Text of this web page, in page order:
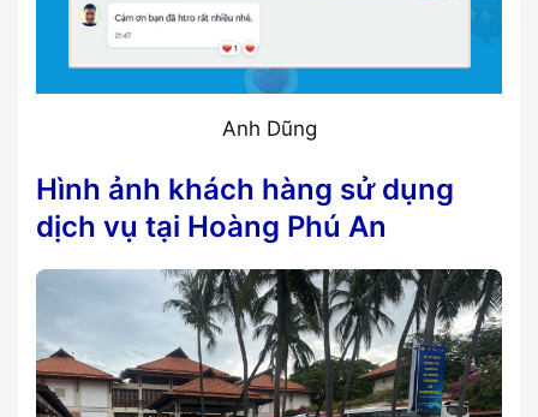
Anh Dũng
Hình ảnh khách hàng sử dụng
dịch vụ tại Hoàng Phú An